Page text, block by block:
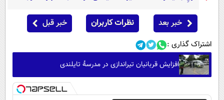
خبر بعد نظرات کاربران خبر قبل
اشتراک گذاری :
افزایش قربانیان تیراندازی در مدرسۀ تایلندی